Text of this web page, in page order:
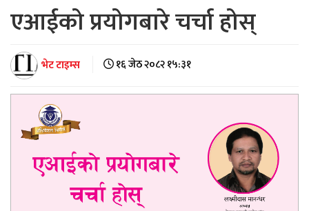
एआईको प्रयोगबारे चर्चा होस्‌
भेट टाइम्स १६ जेठ २०८२ १५:३१